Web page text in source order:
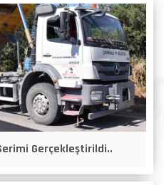
Gerçekleştirildi..